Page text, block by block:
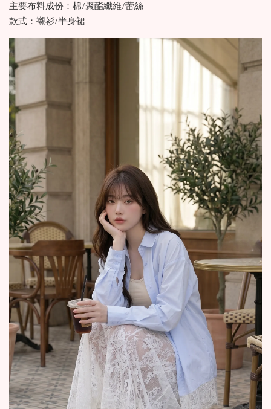
主要布料成份：棉/聚酯纖維/蕾絲
款式：襯衫/半身裙